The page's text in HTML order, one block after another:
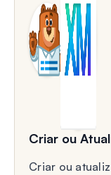
Criar ou
Criar ou